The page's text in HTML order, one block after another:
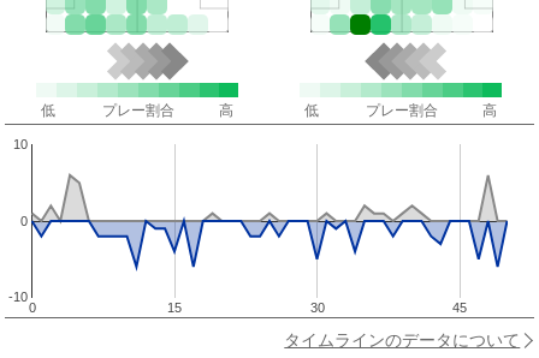
低 プレー割合 高 低 プレー割合 高
0 15 30 45
-10
0
10
タイムラインのデータについて